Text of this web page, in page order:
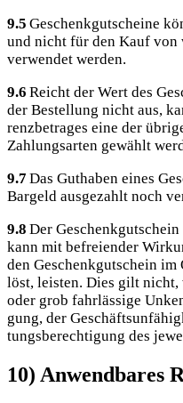
9.5 Geschenk­gut­schei­ne
und nicht für den Kauf von
ver­wen­det werden.
9.6 Reicht der Wert des
der Bestel­lung nicht aus,
renz­be­tra­ges eine der
Zah­lungs­ar­ten gewählt
9.7 Das Gut­ha­ben eines
Bar­geld aus­ge­zahlt noch
9.8 Der
kann mit befrei­en­der
den Geschenk­gut­schein
löst, leis­ten. Dies gilt nicht,
oder grob fahr­läs­si­ge
gung, der
tungs­be­rech­ti­gung des
10) Anwendbares